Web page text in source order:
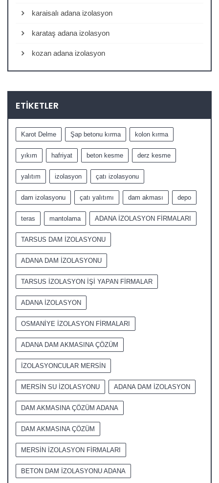
karaisalı adana izolasyon
karataş adana izolasyon
kozan adana izolasyon
ETIKETLER
Karot Delme Şap betonu kırma kolon kırma
yıkım hafriyat beton kesme derz kesme
yalıtım izolasyon çatı izolasyonu
dam izolasyonu çatı yalıtımı dam akması depo
teras mantolama ADANA İZOLASYON FİRMALARI
TARSUS DAM İZOLASYONU
ADANA DAM İZOLASYONU
TARSUS İZOLASYON İŞİ YAPAN FİRMALAR
ADANA İZOLASYON
OSMANİYE İZOLASYON FİRMALARI
ADANA DAM AKMASINA ÇÖZÜM
İZOLASYONCULAR MERSİN
MERSİN SU İZOLASYONU ADANA DAM İZOLASYON
DAM AKMASINA ÇÖZÜM ADANA
DAM AKMASINA ÇÖZÜM
MERSİN İZOLASYON FİRMALARI
BETON DAM İZOLASYONU ADANA